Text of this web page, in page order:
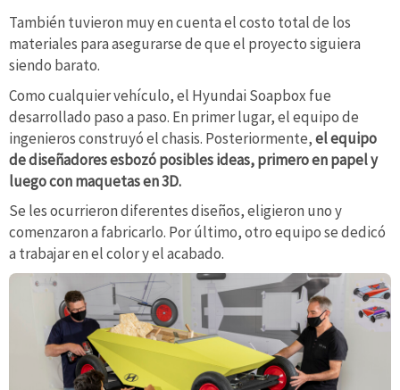
También tuvieron muy en cuenta el costo total de los
materiales para asegurarse de que el proyecto siguiera
siendo barato.
Como cualquier vehículo, el Hyundai Soapbox fue
desarrollado paso a paso. En primer lugar, el equipo de
ingenieros construyó el chasis. Posteriormente,el equipo
de diseñadores esbozó posibles ideas, primero en papel y
luego con maquetas en 3D.
Se les ocurrieron diferentes diseños, eligieron uno y
comenzaron a fabricarlo. Por último, otro equipo se dedicó
a trabajar en el color y el acabado.